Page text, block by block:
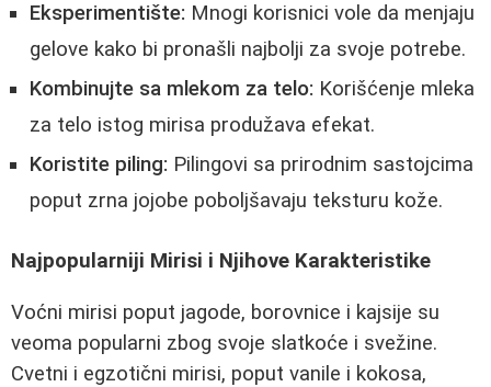
Eksperimentište: Mnogi korisnici vole da menjaju
gelove kako bi pronašli najbolji za svoje potrebe.
Kombinujte sa mlekom za telo: Korišćenje mleka
za telo istog mirisa produžava efekat.
Koristite piling: Pilingovi sa prirodnim sastojcima
poput zrna jojobe poboljšavaju teksturu kože.
Najpopularniji Mirisi i Njihove Karakteristike
Voćni mirisi poput jagode, borovnice i kajsije su
veoma popularni zbog svoje slatkoće i svežine.
Cvetni i egzotični mirisi, poput vanile i kokosa,